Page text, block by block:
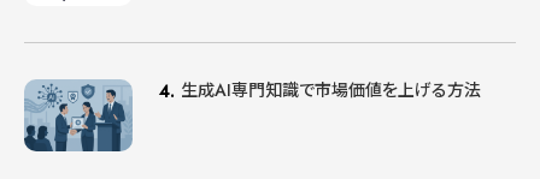
生成AI専門知識で市場価値を上げる方法